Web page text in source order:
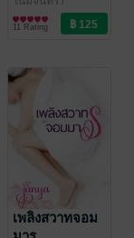
Rosequartz_writer
นิยายโรมานซ์
11 Rating
เพลิงสวาทจอม